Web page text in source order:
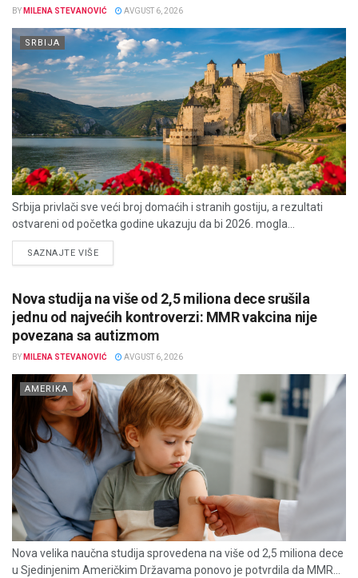
BY MILENA STEVANOVIĆ AVGUST 6, 2026
SRBIJA
Srbija privlači sve veći broj domaćih i stranih gostiju, a rezultati
ostvareni od početka godine ukazuju da bi 2026. mogla...
SAZNAJTE VIŠEDETAILS
Nova studija na više od 2,5 miliona dece srušila
jednu od najvećih kontroverzi: MMR vakcina nije
povezana sa autizmom
BY MILENA STEVANOVIĆ AVGUST 6, 2026
AMERIKA
Nova velika naučna studija sprovedena na više od 2,5 miliona dece
u Sjedinjenim Američkim Državama ponovo je potvrdila da MMR...